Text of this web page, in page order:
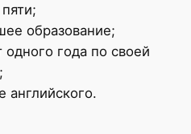
образование;
года по своей
английского.